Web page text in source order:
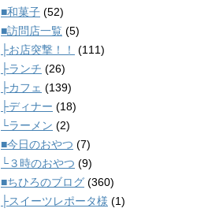
■和菓子 (52)
■訪問店一覧 (5)
├お店突撃！！
(111)
├ランチ (26)
├カフェ (139)
├ディナー (18)
└ラーメン (2)
■今日のおやつ (7)
└３時のおやつ (9)
■ちひろのブログ (360)
├スイーツレポータ様 (1)